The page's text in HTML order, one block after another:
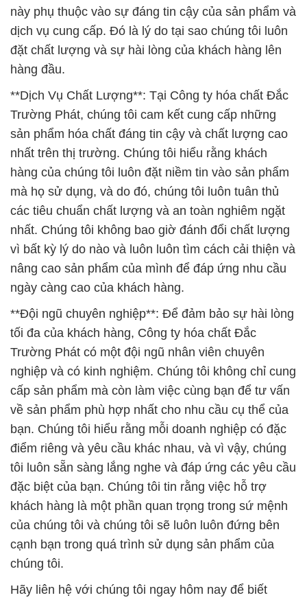
này phụ thuộc vào sự đáng tin cậy của sản phẩm và
dịch vụ cung cấp. Đó là lý do tại sao chúng tôi luôn
đặt chất lượng và sự hài lòng của khách hàng lên
hàng đầu.
**Dịch Vụ Chất Lượng**: Tại Công ty hóa chất Đắc
Trường Phát, chúng tôi cam kết cung cấp những
sản phẩm hóa chất đáng tin cậy và chất lượng cao
nhất trên thị trường. Chúng tôi hiểu rằng khách
hàng của chúng tôi luôn đặt niềm tin vào sản phẩm
mà họ sử dụng, và do đó, chúng tôi luôn tuân thủ
các tiêu chuẩn chất lượng và an toàn nghiêm ngặt
nhất. Chúng tôi không bao giờ đánh đổi chất lượng
vì bất kỳ lý do nào và luôn luôn tìm cách cải thiện và
nâng cao sản phẩm của mình để đáp ứng nhu cầu
ngày càng cao của khách hàng.
**Đội ngũ chuyên nghiệp**: Để đảm bảo sự hài lòng
tối đa của khách hàng, Công ty hóa chất Đắc
Trường Phát có một đội ngũ nhân viên chuyên
nghiệp và có kinh nghiệm. Chúng tôi không chỉ cung
cấp sản phẩm mà còn làm việc cùng bạn để tư vấn
về sản phẩm phù hợp nhất cho nhu cầu cụ thể của
bạn. Chúng tôi hiểu rằng mỗi doanh nghiệp có đặc
điểm riêng và yêu cầu khác nhau, và vì vậy, chúng
tôi luôn sẵn sàng lắng nghe và đáp ứng các yêu cầu
đặc biệt của bạn. Chúng tôi tin rằng việc hỗ trợ
khách hàng là một phần quan trọng trong sứ mệnh
của chúng tôi và chúng tôi sẽ luôn luôn đứng bên
cạnh bạn trong quá trình sử dụng sản phẩm của
chúng tôi.
Hãy liên hệ với chúng tôi ngay hôm nay để biết